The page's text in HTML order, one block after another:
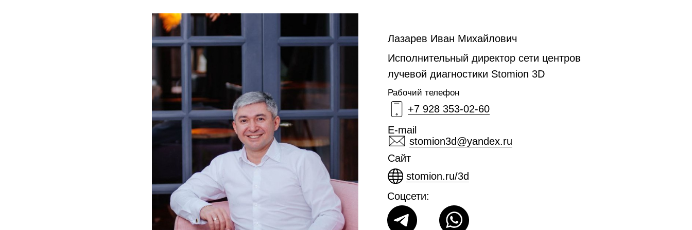
Лазарев Иван Михайлович
Исполнительный директор сети центров
лучевой диагностики Stomion 3D
Рабочий телефон
E-mail
Сайт
stomion3d@yandex.ru
+7 928 353-02-60
stomion.ru/3d
Соцсети: